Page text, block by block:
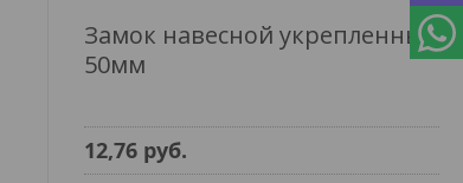
Замок навесной укрепленный
50мм
12,76 руб.